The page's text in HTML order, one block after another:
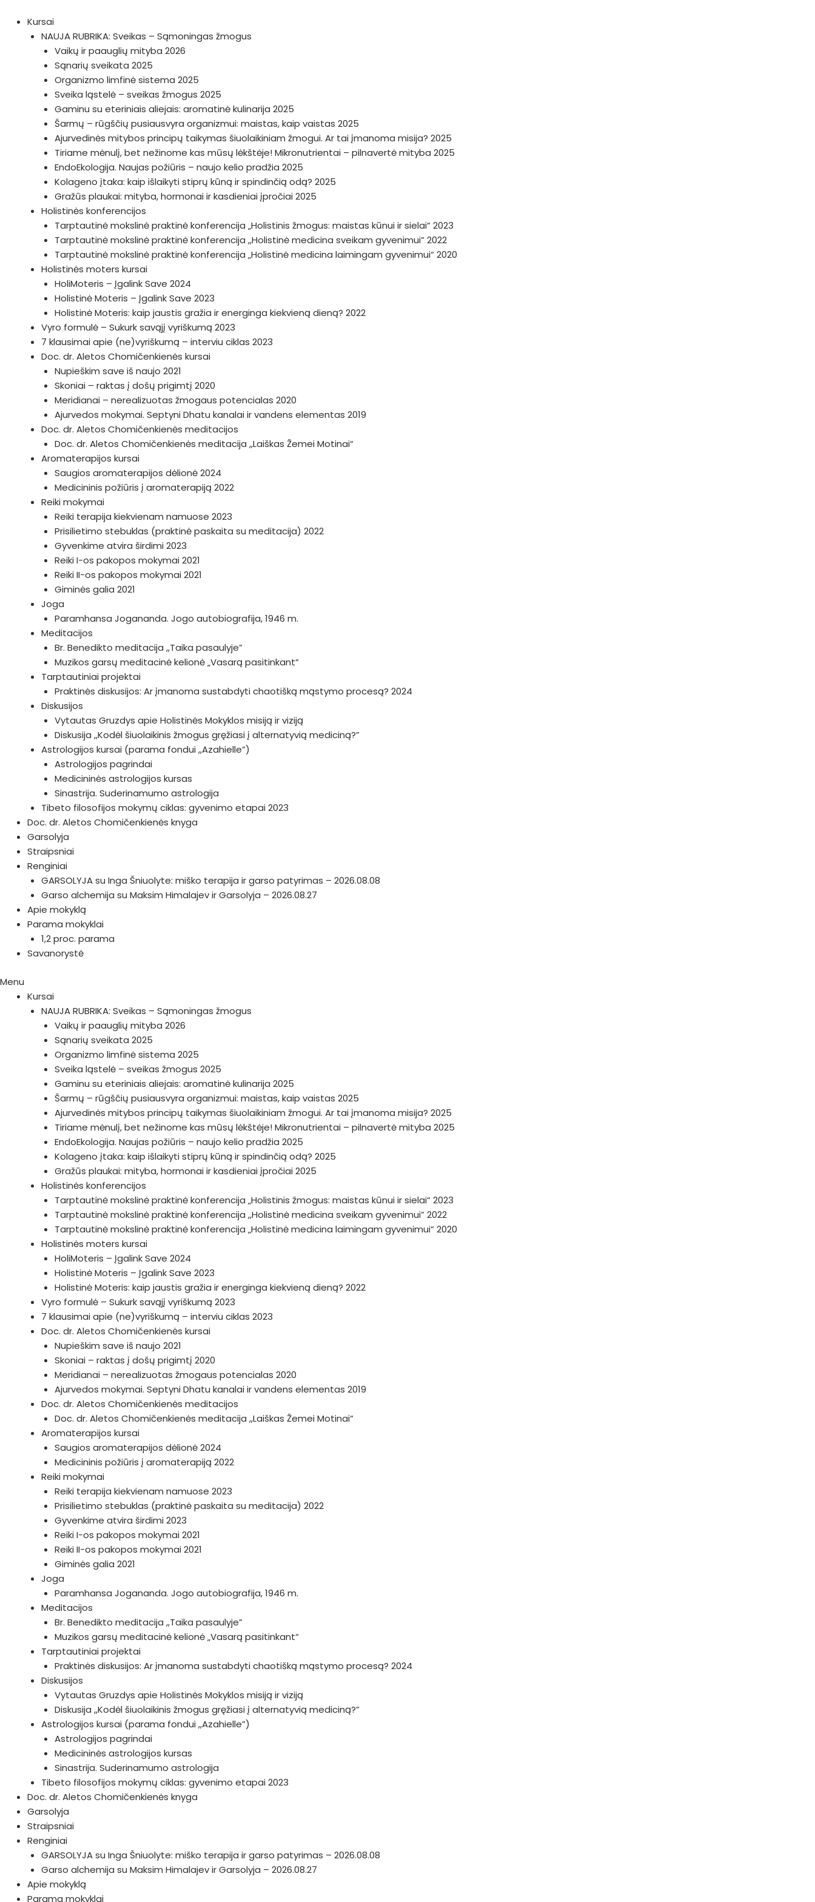
Kursai
NAUJA RUBRIKA: Sveikas – Sąmoningas žmogus
Vaikų ir paauglių mityba 2026
Sąnarių sveikata 2025
Organizmo limfinė sistema 2025
Sveika ląstelė – sveikas žmogus 2025
Gaminu su eteriniais aliejais: aromatinė kulinarija 2025
Šarmų – rūgščių pusiausvyra organizmui: maistas, kaip vaistas 2025
Ajurvedinės mitybos principų taikymas šiuolaikiniam žmogui. Ar tai įmanoma misija? 2025
Tiriame mėnulį, bet nežinome kas mūsų lėkštėje! Mikronutrientai – pilnavertė mityba 2025
EndoEkologija. Naujas požiūris – naujo kelio pradžia 2025
Kolageno įtaka: kaip išlaikyti stiprų kūną ir spindinčią odą? 2025
Gražūs plaukai: mityba, hormonai ir kasdieniai įpročiai 2025
Holistinės konferencijos
Tarptautinė mokslinė praktinė konferencija „Holistinis žmogus: maistas kūnui ir sielai“ 2023
Tarptautinė mokslinė praktinė konferencija ,,Holistinė medicina sveikam gyvenimui” 2022
Tarptautinė mokslinė praktinė konferencija „Holistinė medicina laimingam gyvenimui“ 2020
Holistinės moters kursai
HoliMoteris – Įgalink Save 2024
Holistinė Moteris – Įgalink Save 2023
Holistinė Moteris: kaip jaustis gražia ir energinga kiekvieną dieną? 2022
Vyro formulė – Sukurk savąjį vyriškumą 2023
7 klausimai apie (ne)vyriškumą – interviu ciklas 2023
Doc. dr. Aletos Chomičenkienės kursai
Nupieškim save iš naujo 2021
Skoniai – raktas į došų prigimtį 2020
Meridianai – nerealizuotas žmogaus potencialas 2020
Ajurvedos mokymai. Septyni Dhatu kanalai ir vandens elementas 2019
Doc. dr. Aletos Chomičenkienės meditacijos
Doc. dr. Aletos Chomičenkienės meditacija ,,Laiškas Žemei Motinai“
Aromaterapijos kursai
Saugios aromaterapijos dėlionė 2024
Medicininis požiūris į aromaterapiją 2022
Reiki mokymai
Reiki terapija kiekvienam namuose 2023
Prisilietimo stebuklas (praktinė paskaita su meditacija) 2022
Gyvenkime atvira širdimi 2023
Reiki I-os pakopos mokymai 2021
Reiki II-os pakopos mokymai 2021
Giminės galia 2021
Joga
Paramhansa Jogananda. Jogo autobiografija, 1946 m.
Meditacijos
Br. Benedikto meditacija ,,Taika pasaulyje”
Muzikos garsų meditacinė kelionė „Vasarą pasitinkant“
Tarptautiniai projektai
Praktinės diskusijos: Ar įmanoma sustabdyti chaotišką mąstymo procesą? 2024
Diskusijos
Vytautas Gruzdys apie Holistinės Mokyklos misiją ir viziją
Diskusija ,,Kodėl šiuolaikinis žmogus gręžiasi į alternatyvią mediciną?”
Astrologijos kursai (parama fondui ,,Azahielle”)
Astrologijos pagrindai
Medicininės astrologijos kursas
Sinastrija. Suderinamumo astrologija
Tibeto filosofijos mokymų ciklas: gyvenimo etapai 2023
Doc. dr. Aletos Chomičenkienės knyga
Garsolyja
Straipsniai
Renginiai
GARSOLYJA su Inga Šniuolyte: miško terapija ir garso patyrimas – 2026.08.08
Garso alchemija su Maksim Himalajev ir Garsolyja – 2026.08.27
Apie mokyklą
Parama mokyklai
1,2 proc. parama
Savanorystė
Menu
Kursai
NAUJA RUBRIKA: Sveikas – Sąmoningas žmogus
Vaikų ir paauglių mityba 2026
Sąnarių sveikata 2025
Organizmo limfinė sistema 2025
Sveika ląstelė – sveikas žmogus 2025
Gaminu su eteriniais aliejais: aromatinė kulinarija 2025
Šarmų – rūgščių pusiausvyra organizmui: maistas, kaip vaistas 2025
Ajurvedinės mitybos principų taikymas šiuolaikiniam žmogui. Ar tai įmanoma misija? 2025
Tiriame mėnulį, bet nežinome kas mūsų lėkštėje! Mikronutrientai – pilnavertė mityba 2025
EndoEkologija. Naujas požiūris – naujo kelio pradžia 2025
Kolageno įtaka: kaip išlaikyti stiprų kūną ir spindinčią odą? 2025
Gražūs plaukai: mityba, hormonai ir kasdieniai įpročiai 2025
Holistinės konferencijos
Tarptautinė mokslinė praktinė konferencija „Holistinis žmogus: maistas kūnui ir sielai“ 2023
Tarptautinė mokslinė praktinė konferencija ,,Holistinė medicina sveikam gyvenimui” 2022
Tarptautinė mokslinė praktinė konferencija „Holistinė medicina laimingam gyvenimui“ 2020
Holistinės moters kursai
HoliMoteris – Įgalink Save 2024
Holistinė Moteris – Įgalink Save 2023
Holistinė Moteris: kaip jaustis gražia ir energinga kiekvieną dieną? 2022
Vyro formulė – Sukurk savąjį vyriškumą 2023
7 klausimai apie (ne)vyriškumą – interviu ciklas 2023
Doc. dr. Aletos Chomičenkienės kursai
Nupieškim save iš naujo 2021
Skoniai – raktas į došų prigimtį 2020
Meridianai – nerealizuotas žmogaus potencialas 2020
Ajurvedos mokymai. Septyni Dhatu kanalai ir vandens elementas 2019
Doc. dr. Aletos Chomičenkienės meditacijos
Doc. dr. Aletos Chomičenkienės meditacija ,,Laiškas Žemei Motinai“
Aromaterapijos kursai
Saugios aromaterapijos dėlionė 2024
Medicininis požiūris į aromaterapiją 2022
Reiki mokymai
Reiki terapija kiekvienam namuose 2023
Prisilietimo stebuklas (praktinė paskaita su meditacija) 2022
Gyvenkime atvira širdimi 2023
Reiki I-os pakopos mokymai 2021
Reiki II-os pakopos mokymai 2021
Giminės galia 2021
Joga
Paramhansa Jogananda. Jogo autobiografija, 1946 m.
Meditacijos
Br. Benedikto meditacija ,,Taika pasaulyje”
Muzikos garsų meditacinė kelionė „Vasarą pasitinkant“
Tarptautiniai projektai
Praktinės diskusijos: Ar įmanoma sustabdyti chaotišką mąstymo procesą? 2024
Diskusijos
Vytautas Gruzdys apie Holistinės Mokyklos misiją ir viziją
Diskusija ,,Kodėl šiuolaikinis žmogus gręžiasi į alternatyvią mediciną?”
Astrologijos kursai (parama fondui ,,Azahielle”)
Astrologijos pagrindai
Medicininės astrologijos kursas
Sinastrija. Suderinamumo astrologija
Tibeto filosofijos mokymų ciklas: gyvenimo etapai 2023
Doc. dr. Aletos Chomičenkienės knyga
Garsolyja
Straipsniai
Renginiai
GARSOLYJA su Inga Šniuolyte: miško terapija ir garso patyrimas – 2026.08.08
Garso alchemija su Maksim Himalajev ir Garsolyja – 2026.08.27
Apie mokyklą
Parama mokyklai